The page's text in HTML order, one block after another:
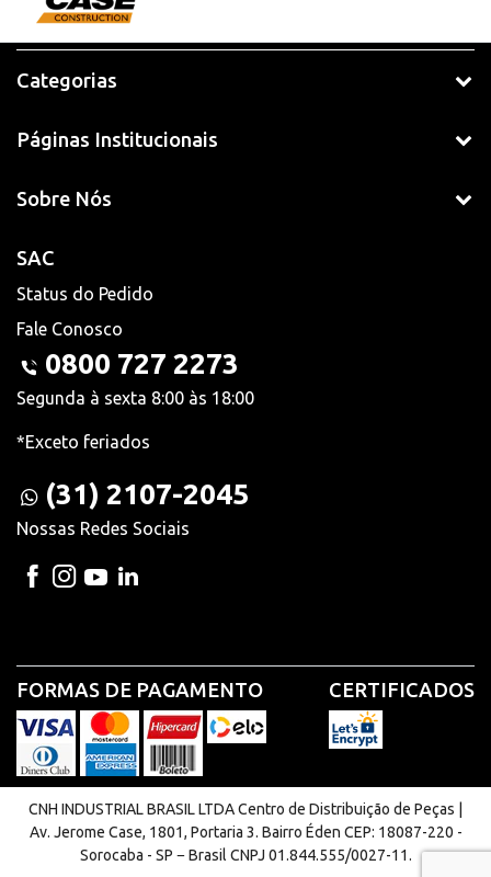
Categorias
Páginas Institucionais
Sobre Nós
SAC
Status do Pedido
Fale Conosco
0800 727 2273
Segunda à sexta 8:00 às 18:00
*Exceto feriados
(31) 2107-2045
Nossas Redes Sociais
FORMAS DE PAGAMENTO CERTIFICADOS
CNH INDUSTRIAL BRASIL LTDA Centro de Distribuição de Peças |
Av. Jerome Case, 1801, Portaria 3. Bairro Éden CEP: 18087-220 -
Sorocaba - SP − Brasil CNPJ 01.844.555/0027-11.